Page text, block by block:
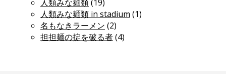
人類みな麺類(19)
人類みな麺類 in stadium (1)
名もなきラーメン (2)
担担麺の掟を破る者(4)